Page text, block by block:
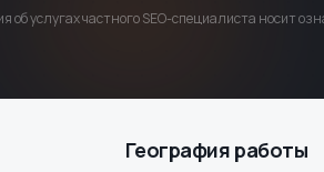
услугах частного SEO-специалиста носит
География работы